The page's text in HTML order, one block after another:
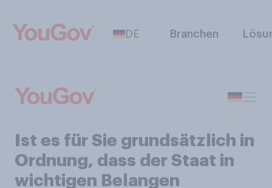
DE Branchen
Ist es für Sie grundsätzlich in
Ordnung, dass der Staat in
wichtigen Belangen